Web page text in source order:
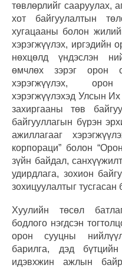
төвлөрлийг сааруулах,
хот байгуулалтын
хугацааны болон
хэрэгжүүлэх, иргэдийн
нөхцөлд үндэслэн
өмчлөх зэрэг орон
хэрэгжүүлэх,
хэрэгжүүлэхэд Улсын
захиргааны төв
байгууллагын бүрэн
ажиллагааг
корпораци” болон
зүйн байдал,
удирдлага, зохион
зохицуулалтыг тусгасан
Хуулийн төсөл
бодлого нэгдсэн
орон сууцны
барилга, дэд
идэвхжин ажлын